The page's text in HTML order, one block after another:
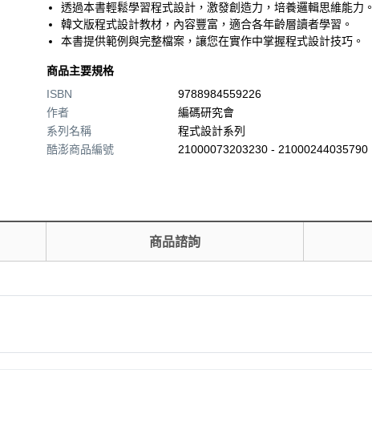
透過本書輕鬆學習程式設計，激發創造力，培養邏輯思維能力。
韓文版程式設計教材，內容豐富，適合各年齡層讀者學習。
本書提供範例與完整檔案，讓您在實作中掌握程式設計技巧。
商品主要規格
ISBN
9788984559226
作者
編碼研究會
系列名稱
程式設計系列
酷澎商品編號
21000073203230 - 21000244035790
商品諮詢